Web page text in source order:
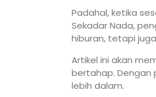
Padahal, ketika
Sekadar Nada,
hiburan, tetapi
Artikel ini akan
bertahap. Dengan
lebih dalam.